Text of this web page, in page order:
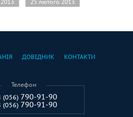
25 лютого 2013
ДОВІДНИК КОНТАКТИ
Телефон
(056) 790-91-90
(056) 790-91-90